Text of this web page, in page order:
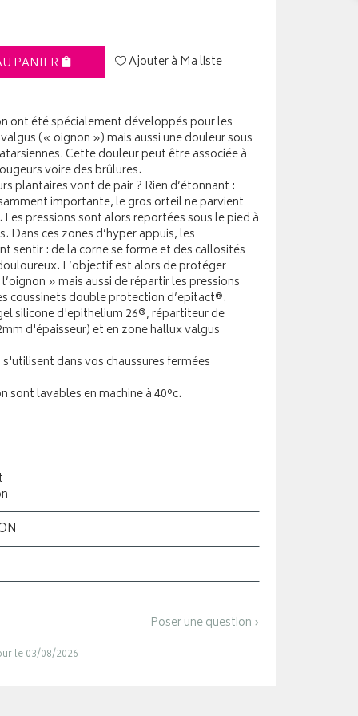
PANIER Ajouter à Ma liste
ont été spécialement développés pour les
(« oignon ») mais aussi une douleur sous
Cette douleur peut être associée à
voire des brûlures.
plantaires vont de pair ? Rien d’étonnant :
importante, le gros orteil ne parvient
pressions sont alors reportées sous le pied à
Dans ces zones d’hyper appuis, les
sentir : de la corne se forme et des callosités
L’objectif est alors de protéger
» mais aussi de répartir les pressions
coussinets double protection d’epitact®.
silicone d'epithelium 26®, répartiteur de
d'épaisseur) et en zone hallux valgus
dans vos chaussures fermées
lavables en machine à 40°c.
Poser une question ›
le 03/08/2026